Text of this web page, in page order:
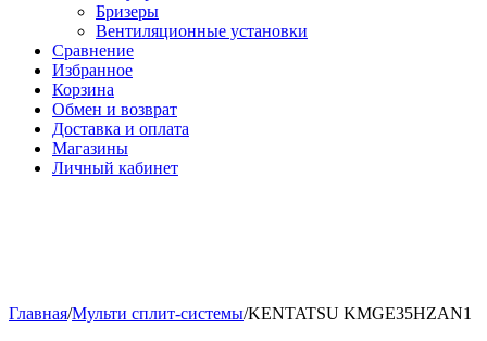
Бризеры
Вентиляционные установки
Сравнение
Избранное
Корзина
Обмен и возврат
Доставка и оплата
Магазины
Личный кабинет
Главная/Мульти сплит-системы/KENTATSU KMGE35HZAN1